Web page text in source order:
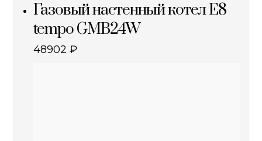
Газовый настенный котел E8
tempo GMB24W
48902₽